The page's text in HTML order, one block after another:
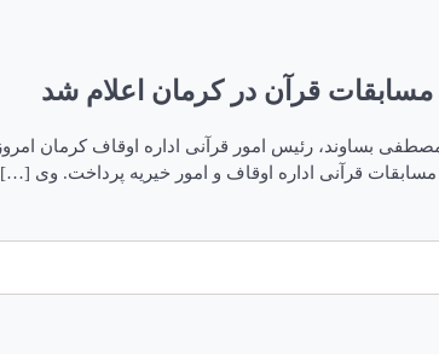
مسابقات قرآن در کرمان اعلام شد
مسابقات قرآنی اداره اوقاف و امور خیریه پرداخت. وی […]